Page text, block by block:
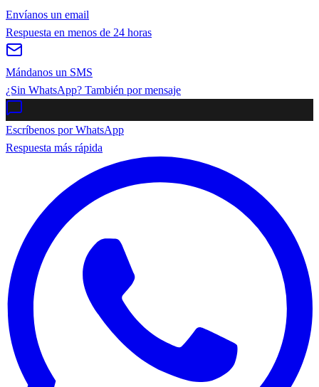
Envíanos un email
Respuesta en menos de 24 horas
Mándanos un SMS
¿Sin WhatsApp? También por mensaje
Escríbenos por WhatsApp
Respuesta más rápida